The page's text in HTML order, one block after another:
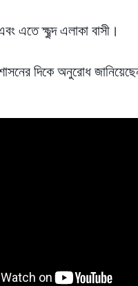
এতে ক্ষুব্দ এলাকা বাসী।
দিকে অনুরোধ